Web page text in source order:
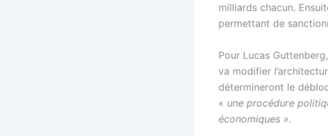
milliards chacun.
permettant de
Pour Lucas
va modifier
détermineront le
« une procédure
économiques ».